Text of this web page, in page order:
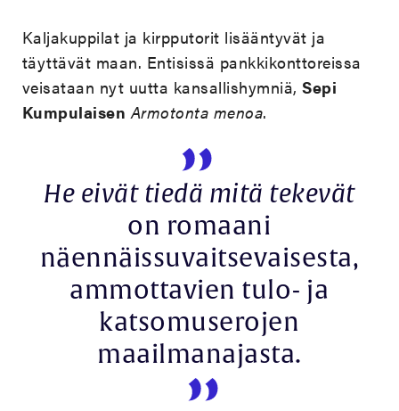
Kaljakuppilat ja kirpputorit lisääntyvät ja
täyttävät maan. Entisissä pankkikonttoreissa
veisataan nyt uutta kansallishymniä,Sepi
Kumpulaisen Armotonta menoa.
He eivät tiedä mitä tekevät
on romaani
näennäissuvaitsevaisesta,
ammottavien tulo- ja
katsomuserojen
maailmanajasta.